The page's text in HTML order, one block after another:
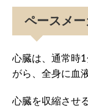
ペースメ
心臓は、通常時
がら、全身に血
心臓を収縮させ